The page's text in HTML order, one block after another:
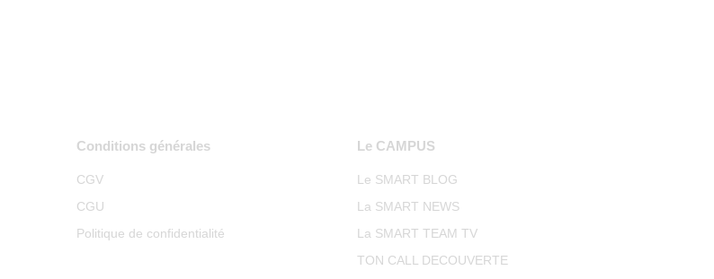
Conditions générales
CGV
CGU
Politique de confidentialité
Le CAMPUS
Le SMART BLOG
La SMART NEWS
La SMART TEAM TV
TON CALL DECOUVERTE